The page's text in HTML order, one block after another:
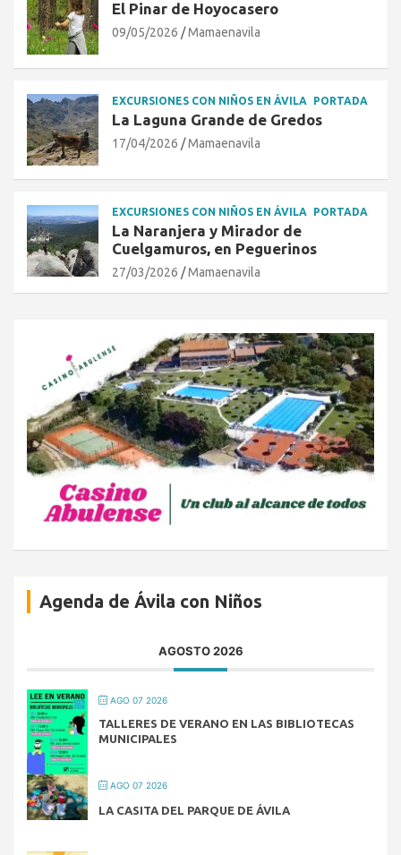
El Pinar de Hoyocasero
09/05/2026 Mamaenavila
EXCURSIONES CON NIÑOS EN ÁVILA PORTADA
La Laguna Grande de Gredos
17/04/2026 Mamaenavila
EXCURSIONES CON NIÑOS EN ÁVILA PORTADA
La Naranjera y Mirador de
Cuelgamuros, en Peguerinos
27/03/2026 Mamaenavila
Agenda de Ávila con Niños
AGOSTO 2026
AGO 07 2026
TALLERES DE VERANO EN LAS BIBLIOTECAS
MUNICIPALES
AGO 07 2026
LA CASITA DEL PARQUE DE ÁVILA